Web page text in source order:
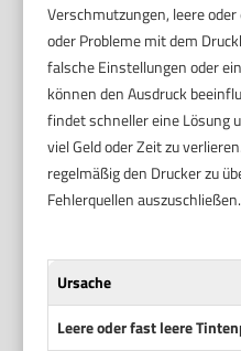
Verschmutzungen, leere
oder Probleme mit dem
falsche Einstellungen oder
können den Ausdruck
findet schneller eine Lösung
viel Geld oder Zeit zu
regelmäßig den Drucker zu
Fehlerquellen auszuschließen.
Ursache
Leere oder fast leere